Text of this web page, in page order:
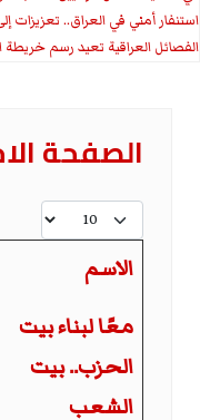
استنفار أمني في العراق.. تعزيزات
الفصائل العراقية تعيد رسم خريطة
الصفحة
عدد الإظهارات:
المقالات
الاسم
معًا لبناء بيت
الحزب.. بيت
الشعب